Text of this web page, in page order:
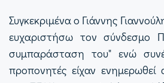
Συγκεκριμένα ο Γιάννης
ευχαριστήσω τον σύνδεσμο
συμπαράσταση του" ενώ
προπονητές είχαν